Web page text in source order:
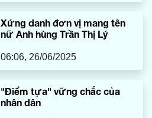
Xứng danh đơn vị mang tên
nữ Anh hùng Trần Thị Lý
06:06, 26/06/2025
"Điểm tựa" vững chắc của
nhân dân